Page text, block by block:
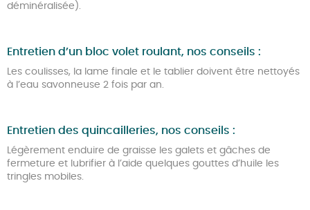
déminéralisée).
Entretien d’un bloc volet roulant, nos conseils :
Les coulisses, la lame finale et le tablier doivent être nettoyés
à l’eau savonneuse 2 fois par an.
Entretien des quincailleries, nos conseils :
Légèrement enduire de graisse les galets et gâches de
fermeture et lubrifier à l’aide quelques gouttes d’huile les
tringles mobiles.